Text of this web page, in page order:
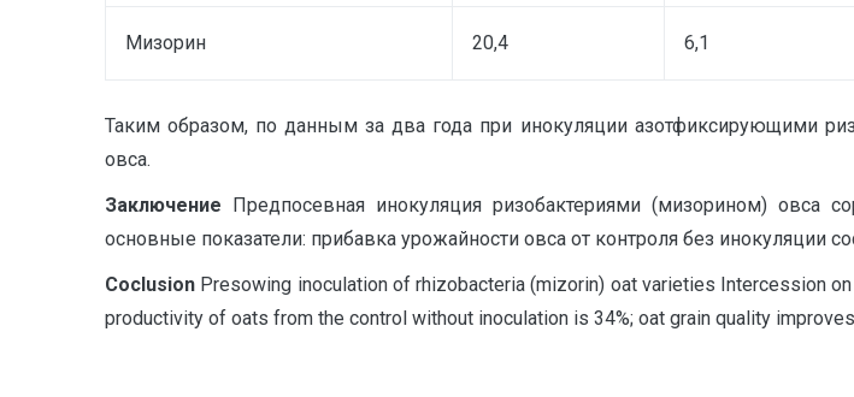
Мизорин 20,4 6,1
Таким образом, по данным за два года при инокуляции азотфиксирующими
овса.
Заключение Предпосевная инокуляция ризобактериями (мизорином) овса
основные показатели: прибавка урожайности овса от контроля без инокуляции
Coclusion Presowing inoculation of rhizobacteria (mizorin) oat varieties Intercession
productivity of oats from the control without inoculation is 34%; oat grain quality